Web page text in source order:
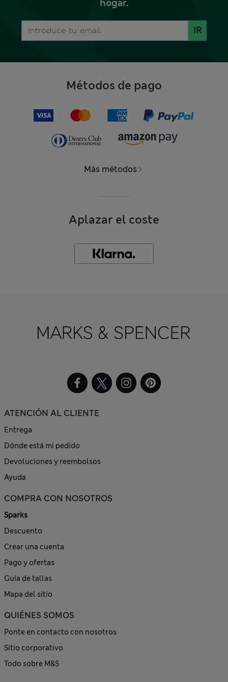
hogar.
IR
Métodos de pago
Más métodos
Aplazar el coste
ATENCIÓN AL CLIENTE
Entrega
Dónde está mi pedido
Devoluciones y reembolsos
Ayuda
COMPRA CON NOSOTROS
Sparks
Descuento
Crear una cuenta
Pago y ofertas
Guía de tallas
Mapa del sitio
QUIÉNES SOMOS
Ponte en contacto con nosotros
Sitio corporativo
Todo sobre M&S